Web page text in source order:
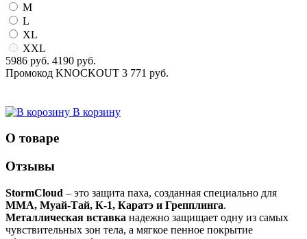
M
L
XL
XXL
5986 руб. 4190 руб.
Промокод KNOCKOUT 3 771 руб.
В корзину
О товаре
Отзывы
StormCloud – это защита паха, созданная специально для
ММА, Муай-Тай, К-1, Каратэ и Грепплинга.
Металлическая вставка надежно защищает одну из самых
чувствительных зон тела, а мягкое пенное покрытие